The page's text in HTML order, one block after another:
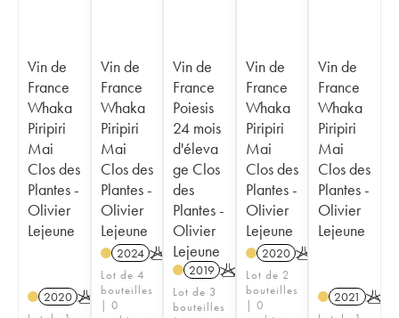
Vin de
France
Whaka
Piripiri
Mai
Clos des
Plantes -
Olivier
Lejeune
2020 K
Vin de
France
Whaka
Piripiri
Mai
Clos des
Plantes -
Olivier
Lejeune
2024 K
Lot de 4
bouteilles
| 0
Vin de
France
Poiesis
24 mois
d'éleva
ge Clos
des
Plantes -
Olivier
Lejeune
2019 K
Lot de 3
bouteilles
Vin de
France
Whaka
Piripiri
Mai
Clos des
Plantes -
Olivier
Lejeune
2020 K
Lot de 2
bouteilles
| 0
Vin de
France
Whaka
Piripiri
Mai
Clos des
Plantes -
Olivier
Lejeune
2021 K